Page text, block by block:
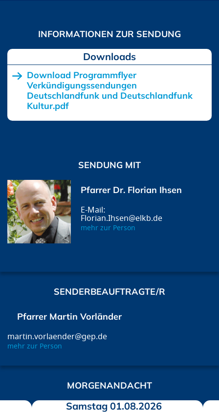
Downloads
Download Programmflyer
Verkündigungssendungen
Deutschlandfunk und Deutschlandfunk
Kultur.pdf
SENDUNG MIT
Pfarrer Dr. Florian Ihsen
Florian.Ihsen@elkb.de
mehr zur Person
SENDERBEAUFTRAGTE/R
Pfarrer Martin Vorländer
martin.vorlaender@gep.de
mehr zur Person
MORGENANDACHT
Samstag 01.08.2026